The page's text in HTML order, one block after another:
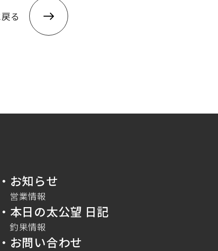
る
お知らせ
営業情報
本日の太公望 日記
釣果情報
お問い合わせ